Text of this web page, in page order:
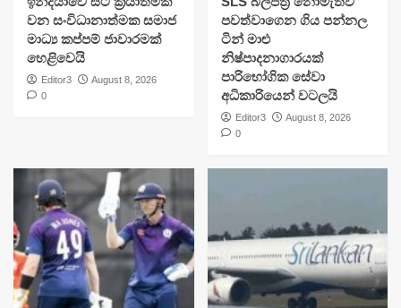
වන සංවිධානාත්මක සමාජ
මාධ්‍ය කප්පම් ජාවාරමක්
හෙළිවෙයි
Editor3
August 8, 2026
0
පවත්වාගෙන ගිය පන්නල
ටින් මාළු
නිෂ්පාදනාගාරයක්
පාරිභෝගික සේවා
අධිකාරියෙන් වටලයි
Editor3
August 8, 2026
0